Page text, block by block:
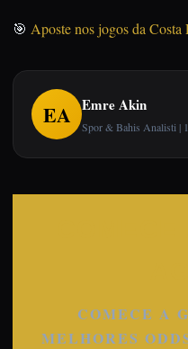
🎯 Aposte nos jogos da
EA Emre Akin
Spor & Bahis Analisti |
COMECE A
MELHORES